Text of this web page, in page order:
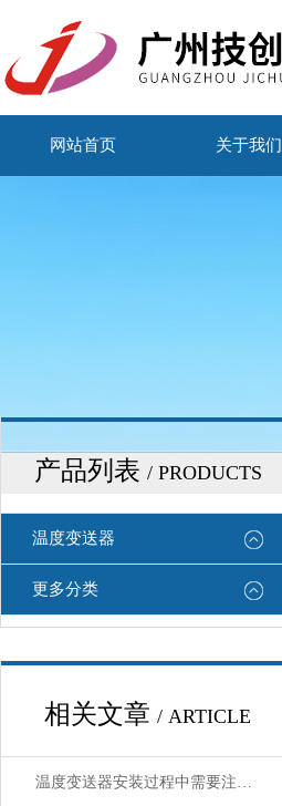
网站首页 关于我们
产品列表 / PRODUCTS
温度变送器
更多分类
相关文章 / ARTICLE
温度变送器安装过程中需要注意哪些细节